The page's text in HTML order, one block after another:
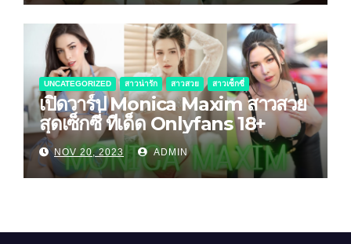
UNCATEGORIZED สาวน่ารัก สาวสวย สาวเซ็กซี่
เปิดวาร์ป Monica Maxim สาวสวย
สุดเซ็กซี่ ทีเด็ด Onlyfans 18+
NOV 20, 2023 ADMIN